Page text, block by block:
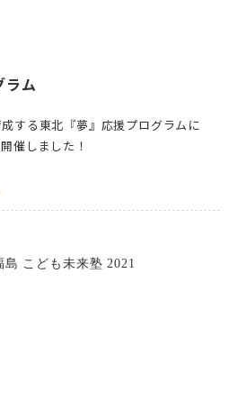
ラム
する東北『夢』応援プログラムに
催しました！